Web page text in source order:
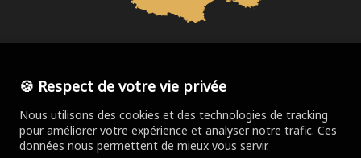
🍪 Respect de votre vie privée
Nous utilisons des cookies et des technologies de tracking
pour améliorer votre expérience et analyser notre trafic. Ces
données nous permettent de mieux vous servir.
Trouver votre agence